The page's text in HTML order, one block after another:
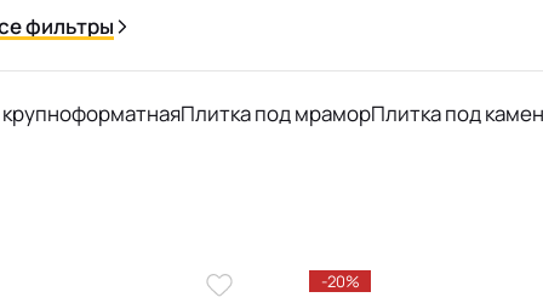
фильтры
Плитка под мраморПлитка под
-20%